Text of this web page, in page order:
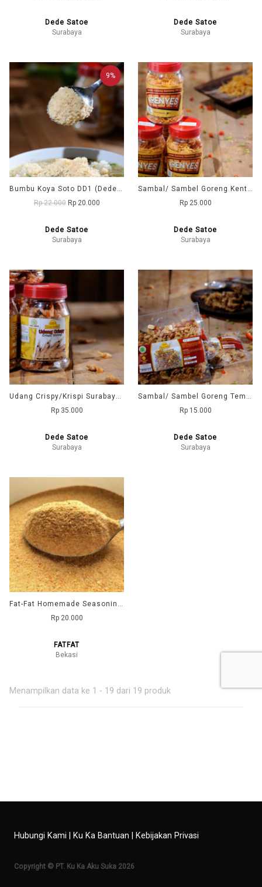
Dede Satoe
Surabaya
Dede Satoe
Surabaya
9%
Bumbu Koya Soto DD1 (Dede Satoe)
Rp 22.000 Rp 20.000
Dede Satoe
Surabaya
Sambal/ Sambel Goreng Kentang Ebi DD1 (Dede Satoe)
Rp 25.000
Dede Satoe
Surabaya
Udang Crispy/Krispi Surabaya DD1 (Dede Satoe)
Rp 35.000
Dede Satoe
Surabaya
Sambal/ Sambel Goreng Tempe Kering DD1 (Dede Satoe)
Rp 15.000
Dede Satoe
Surabaya
Fat-Fat Homemade Seasoning Powder
Rp 20.000
FATFAT
Bekasi
Menampilkan data ke 1 - 19 dari 19 produk
Hubungi Kami Ku Ka Bantuan Kebijakan Privasi
Copyright © PT. Ku Ka Aku Suka 2026